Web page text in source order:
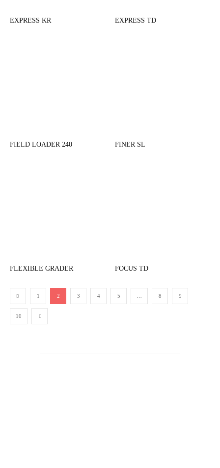
EXPRESS KR EXPRESS TD
FIELD LOADER 240 FINER SL
FLEXIBLE GRADER FOCUS TD
1 2 3 4 5 … 8 9
10